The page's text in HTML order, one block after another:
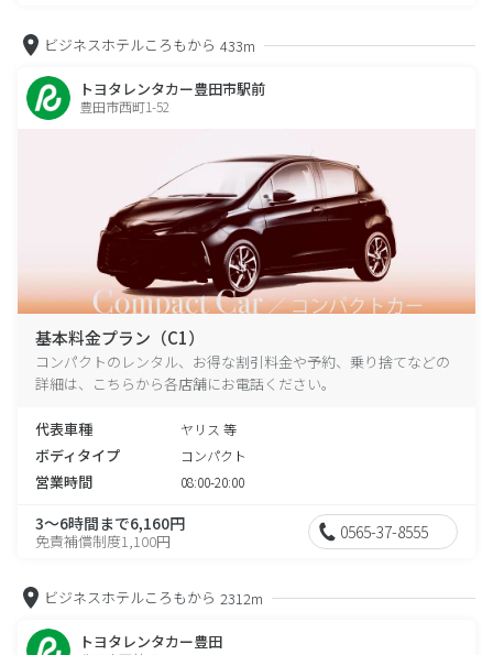
ビジネスホテルころもから 433m
トヨタレンタカー豊田市駅前
豊田市西町1-52
基本料金プラン（C1）
コンパクトのレンタル、お得な割引料金や予約、乗り捨てなどの
詳細は、こちらから各店舗にお電話ください。
代表車種 ヤリス 等
ボディタイプ コンパクト
営業時間 08:00-20:00
3～6時間まで6,160円
免責補償制度1,100円 0565-37-8555
ビジネスホテルころもから 2312m
トヨタレンタカー豊田